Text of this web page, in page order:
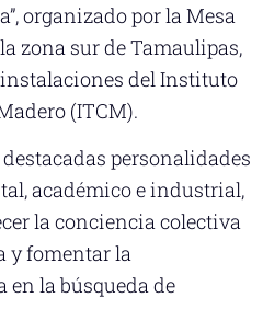
organizado por la Mesa
zona sur de Tamaulipas,
del Instituto
(ITCM).
personalidades
académico e industrial,
la conciencia colectiva
y fomentar la
la búsqueda de